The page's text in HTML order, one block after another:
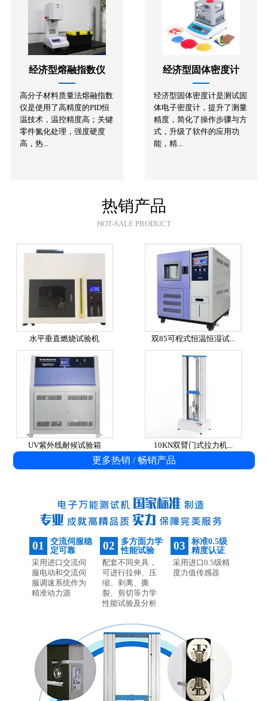
经济型熔融指数仪
高分子材料质量法熔融指数
仪是使用了高精度的PID恒
温技术，温控精度高；关键
零件氮化处理，强度硬度
高，热...
经济型固体密度计
经济型固体密度计是测试固
体电子密度计，提升了测量
精度，简化了操作步骤与方
式，升级了软件的应用功
能，精...
热销产品
HOT-SALE PRODUCT
水平垂直燃烧试验机 双85可程式恒温恒湿试...
UV紫外线耐候试验箱 10KN双臂门式拉力机...
更多热销 / 畅销产品
01
交流伺服稳
定可靠
采用进口交流伺
服电动和交流伺
服调速系统作为
精准动力源
02
多方面力学
性能试验
配套不同夹具，
可进行拉伸、压
缩、剥离、撕
裂、剪切等力学
性能试验及分析
03
标准0.5级
精度认证
采用进口0.5级精
度力值传感器